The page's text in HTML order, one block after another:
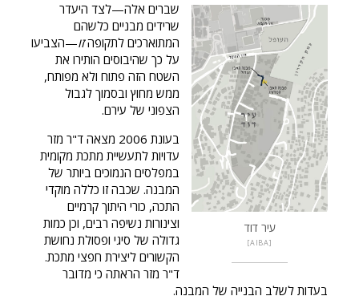
עיר דוד
AIBA
שברים אלה—לצד היעדר
שרידים מבניים כלשהם
המתוארכים לתקופהזו—הצביעו
על כך שהיבוסים הותירו את
השטח הזה פתוח ולא מפותח,
ממש מחוץ ובסמוך לגבול
הצפוני של עירם.
בעונת 2006 מצאה ד"ר מזר
עדויות לתעשיית מתכת מקומית
במפלסים הנמוכים ביותר של
המבנה. שכבה זו כללה מוקדי
התכה, כורי היתוך קרמיים
וצינורות נשיפה רבים, וכן כמות
גדולה של סיגי ופסולת נחושת
הקשורים ליצירת חפצי מתכת.
ד"ר מזר הראתה כי מדובר
בעדות לשלב הבנייה של המבנה.